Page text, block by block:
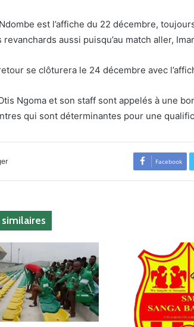
est l’affiche du 22 décembre,
revanchards aussi puisqu’au match aller,
se clôturera le 24 décembre avec
Ngoma et son staff sont appelés à une
qui sont déterminantes pour une
Facebook